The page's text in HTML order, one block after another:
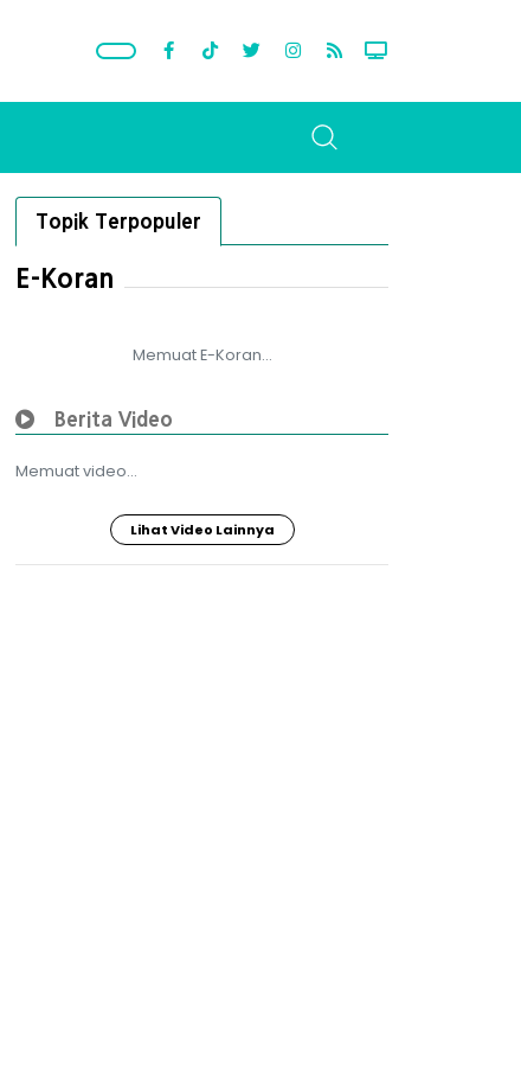
Topik Terpopuler
E-Koran
Memuat E-Koran...
Berita Video
Memuat video...
Lihat Video Lainnya